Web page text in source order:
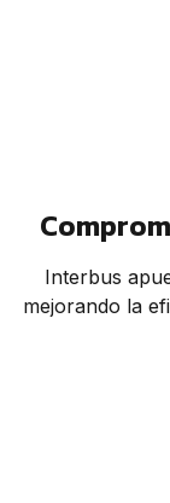
Interbus
mejorando la